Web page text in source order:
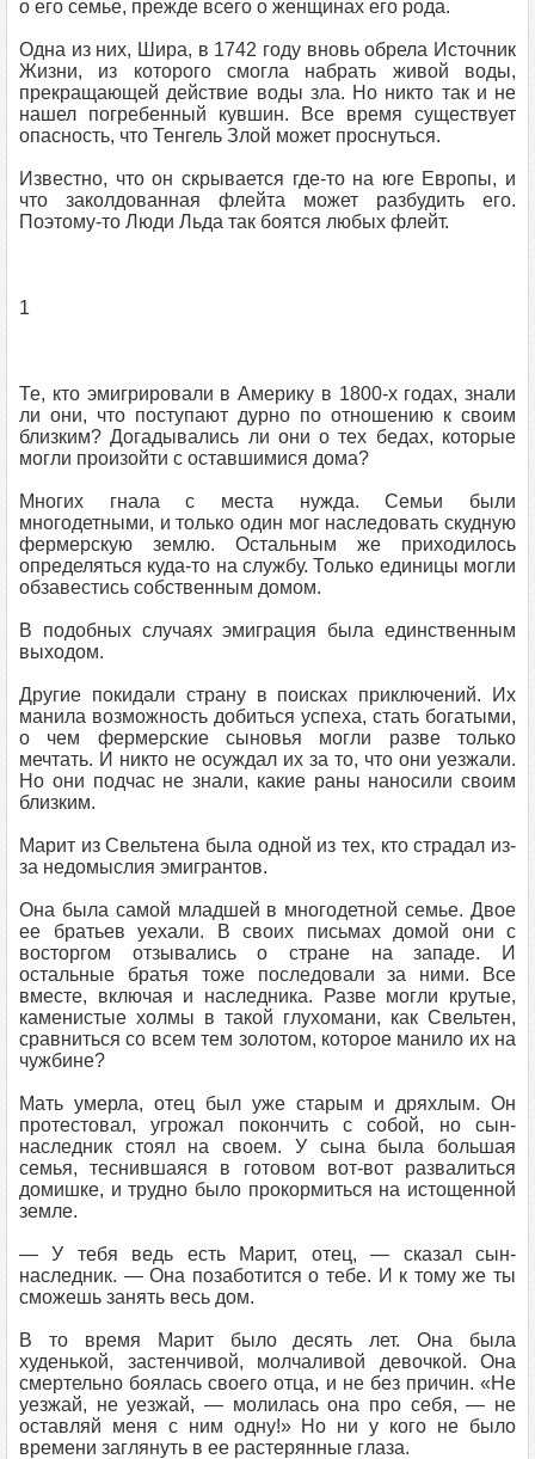
о его семье, прежде всего о женщинах его рода.
Одна из них, Шира, в 1742 году вновь обрела Источник
Жизни, из которого смогла набрать живой воды,
прекращающей действие воды зла. Но никто так и не
нашел погребенный кувшин. Все время существует
опасность, что Тенгель Злой может проснуться.
Известно, что он скрывается где-то на юге Европы, и
что заколдованная флейта может разбудить его.
Поэтому-то Люди Льда так боятся любых флейт.
1
Те, кто эмигрировали в Америку в 1800-х годах, знали
ли они, что поступают дурно по отношению к своим
близким? Догадывались ли они о тех бедах, которые
могли произойти с оставшимися дома?
Многих гнала с места нужда. Семьи были
многодетными, и только один мог наследовать скудную
фермерскую землю. Остальным же приходилось
определяться куда-то на службу. Только единицы могли
обзавестись собственным домом.
В подобных случаях эмиграция была единственным
выходом.
Другие покидали страну в поисках приключений. Их
манила возможность добиться успеха, стать богатыми,
о чем фермерские сыновья могли разве только
мечтать. И никто не осуждал их за то, что они уезжали.
Но они подчас не знали, какие раны наносили своим
близким.
Марит из Свельтена была одной из тех, кто страдал из-
за недомыслия эмигрантов.
Она была самой младшей в многодетной семье. Двое
ее братьев уехали. В своих письмах домой они с
восторгом отзывались о стране на западе. И
остальные братья тоже последовали за ними. Все
вместе, включая и наследника. Разве могли крутые,
каменистые холмы в такой глухомани, как Свельтен,
сравниться со всем тем золотом, которое манило их на
чужбине?
Мать умерла, отец был уже старым и дряхлым. Он
протестовал, угрожал покончить с собой, но сын-
наследник стоял на своем. У сына была большая
семья, теснившаяся в готовом вот-вот развалиться
домишке, и трудно было прокормиться на истощенной
земле.
— У тебя ведь есть Марит, отец, — сказал сын-
наследник. — Она позаботится о тебе. И к тому же ты
сможешь занять весь дом.
В то время Марит было десять лет. Она была
худенькой, застенчивой, молчаливой девочкой. Она
смертельно боялась своего отца, и не без причин. «Не
уезжай, не уезжай, — молилась она про себя, — не
оставляй меня с ним одну!» Но ни у кого не было
времени заглянуть в ее растерянные глаза.